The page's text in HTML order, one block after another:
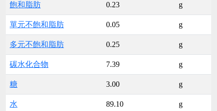
飽和脂肪 0.23 g
單元不飽和脂肪 0.05 g
多元不飽和脂肪 0.25 g
碳水化合物 7.39 g
糖 3.00 g
水 89.10 g